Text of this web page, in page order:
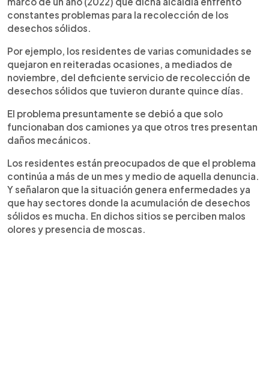
constantes problemas para la recolección de los
desechos sólidos.
Por ejemplo, los residentes de varias comunidades se
quejaron en reiteradas ocasiones, a mediados de
noviembre, del deficiente servicio de recolección de
desechos sólidos que tuvieron durante quince días.
El problema presuntamente se debió a que solo
funcionaban dos camiones ya que otros tres presentan
daños mecánicos.
Los residentes están preocupados de que el problema
continúa a más de un mes y medio de aquella denuncia.
Y señalaron que la situación genera enfermedades ya
que hay sectores donde la acumulación de desechos
sólidos es mucha. En dichos sitios se perciben malos
olores y presencia de moscas.